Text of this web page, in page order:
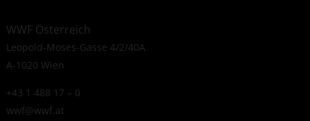
WWF Österreich
Leopold-Moses-Gasse 4/2/40A
A-1020 Wien
+43 1 488 17 – 0
wwf@wwf.at